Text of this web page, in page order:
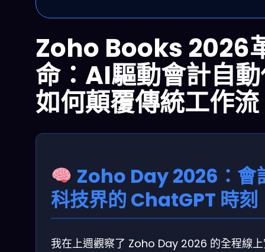
Zoho Books 2026
命：AI驅動會計自
如何顛覆傳統工作
Zoho Day 2026：會
科技界的 ChatGPT 時刻
我在上週觀察了 Zoho Day 2026 的全程線